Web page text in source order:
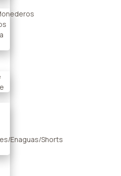
Enaguas/Shorts